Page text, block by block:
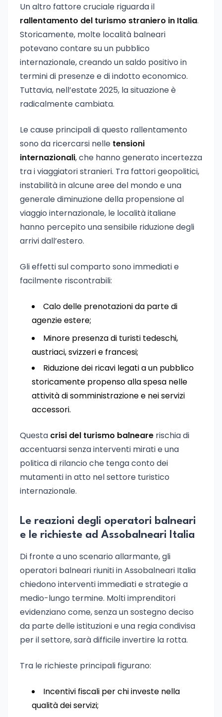
Un altro fattore cruciale riguarda il
rallentamento del turismo straniero in Italia.
Storicamente, molte località balneari
potevano contare su un pubblico
internazionale, creando un saldo positivo in
termini di presenze e di indotto economico.
Tuttavia, nell’estate 2025, la situazione è
radicalmente cambiata.
Le cause principali di questo rallentamento
sono da ricercarsi nelle tensioni
internazionali, che hanno generato incertezza
tra i viaggiatori stranieri. Tra fattori geopolitici,
instabilità in alcune aree del mondo e una
generale diminuzione della propensione al
viaggio internazionale, le località italiane
hanno percepito una sensibile riduzione degli
arrivi dall’estero.
Gli effetti sul comparto sono immediati e
facilmente riscontrabili:
Calo delle prenotazioni da parte di
agenzie estere;
Minore presenza di turisti tedeschi,
austriaci, svizzeri e francesi;
Riduzione dei ricavi legati a un pubblico
storicamente propenso alla spesa nelle
attività di somministrazione e nei servizi
accessori.
Questa crisi del turismo balneare rischia di
accentuarsi senza interventi mirati e una
politica di rilancio che tenga conto dei
mutamenti in atto nel settore turistico
internazionale.
Le reazioni degli operatori balneari
e le richieste ad Assobalneari Italia
Di fronte a uno scenario allarmante, gli
operatori balneari riuniti in Assobalneari Italia
chiedono interventi immediati e strategie a
medio-lungo termine. Molti imprenditori
evidenziano come, senza un sostegno deciso
da parte delle istituzioni e una regia condivisa
per il settore, sarà difficile invertire la rotta.
Tra le richieste principali figurano:
Incentivi fiscali per chi investe nella
qualità dei servizi;